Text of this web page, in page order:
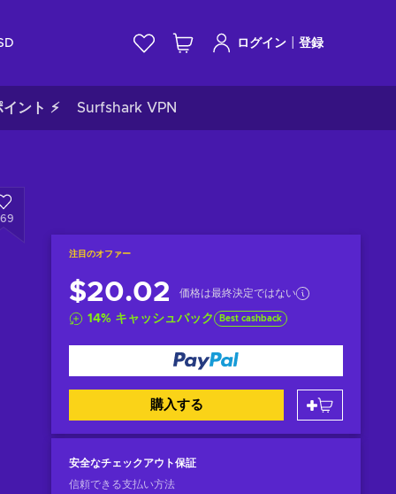
ログイン 登録
ント ⚡ Surfshark VPN
注目のオファー
$20.02 価格は最終決定ではない
14% キャッシュバック Best cashback
購入する
安全なチェックアウト保証
信頼できる支払い方法